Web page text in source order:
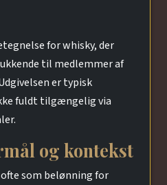
for whisky, der
til medlemmer af
er typisk
fuldt tilgængelig via
og kontekst
som belønning for